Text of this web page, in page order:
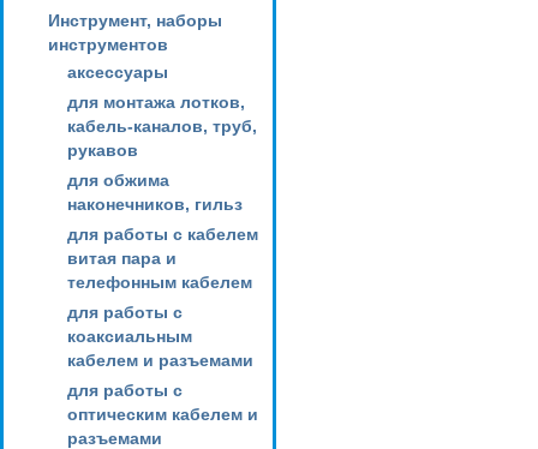
Инструмент, наборы
инструментов
аксессуары
для монтажа лотков,
кабель-каналов, труб,
рукавов
для обжима
наконечников, гильз
для работы с кабелем
витая пара и
телефонным кабелем
для работы с
коаксиальным
кабелем и разъемами
для работы с
оптическим кабелем и
разъемами